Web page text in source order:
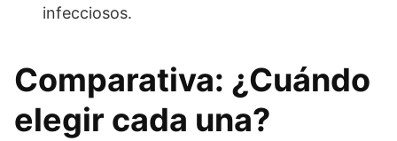
infecciosos.
Comparativa: ¿Cuándo
elegir cada una?